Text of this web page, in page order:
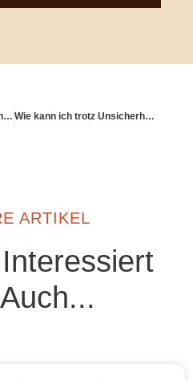
Wie funktioniert das Alterseinkünftegesetz? Wie kann ich trotz Unsicherheit Verantwortung übernehmen?
ARTIKEL